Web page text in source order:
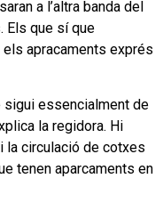
a l’altra banda del
Els que sí que
apracaments exprés
sigui essencialment de
la regidora. Hi
la circulació de cotxes
tenen aparcaments en